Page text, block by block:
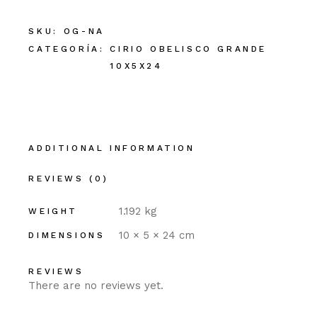
SKU:
OG-NA
CATEGORÍA:
CIRIO OBELISCO GRANDE
10X5X24
ADDITIONAL INFORMATION
REVIEWS (0)
WEIGHT 1.192 kg
DIMENSIONS 10 × 5 × 24 cm
REVIEWS
There are no reviews yet.